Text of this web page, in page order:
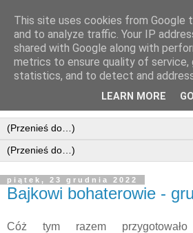
piątek, 23 grudnia 2022
Bajkowi bohaterowie -
Cóż tym razem przygotowało
This site uses cookies from Google
and to analyze traffic. Your IP
shared with Google along with
metrics to ensure quality of service,
statistics, and to detect and
LEARN MORE